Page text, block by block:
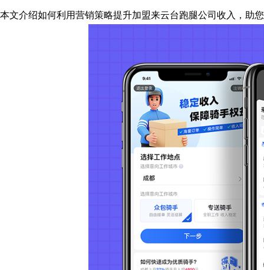
本文介绍如何利用营销策略提升加盟来云台跑腿公司收入，助